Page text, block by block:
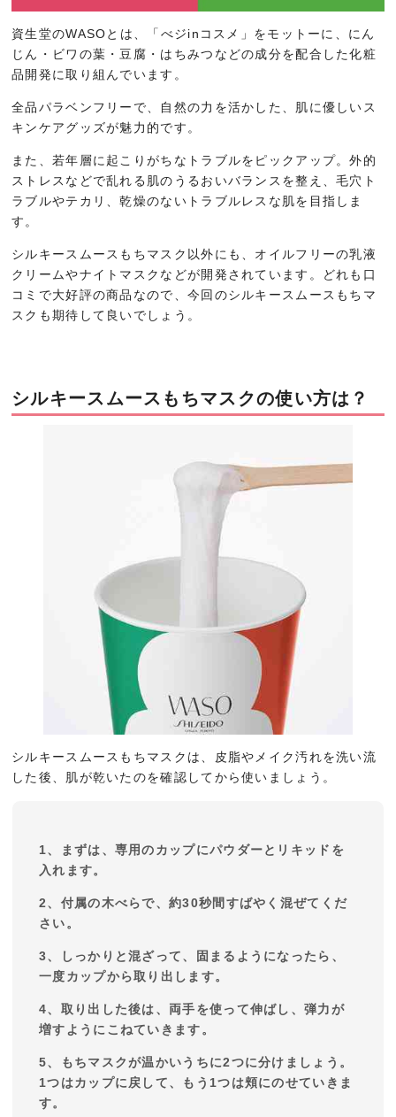
資生堂のWASOとは、「べジinコスメ」をモットーに、にん
じん・ビワの葉・豆腐・はちみつなどの成分を配合した化粧
品開発に取り組んでいます。
全品パラベンフリーで、自然の力を活かした、肌に優しいス
キンケアグッズが魅力的です。
また、若年層に起こりがちなトラブルをピックアップ。外的
ストレスなどで乱れる肌のうるおいバランスを整え、毛穴ト
ラブルやテカリ、乾燥のないトラブルレスな肌を目指しま
す。
シルキースムースもちマスク以外にも、オイルフリーの乳液
クリームやナイトマスクなどが開発されています。どれも口
コミで大好評の商品なので、今回のシルキースムースもちマ
スクも期待して良いでしょう。
シルキースムースもちマスクの使い方は？
シルキースムースもちマスクは、皮脂やメイク汚れを洗い流
した後、肌が乾いたのを確認してから使いましょう。
1、まずは、専用のカップにパウダーとリキッドを
入れます。
2、付属の木べらで、約30秒間すばやく混ぜてくだ
さい。
3、しっかりと混ざって、固まるようになったら、
一度カップから取り出します。
4、取り出した後は、両手を使って伸ばし、弾力が
増すようにこねていきます。
5、もちマスクが温かいうちに2つに分けましょう。
1つはカップに戻して、もう1つは頬にのせていきま
す。